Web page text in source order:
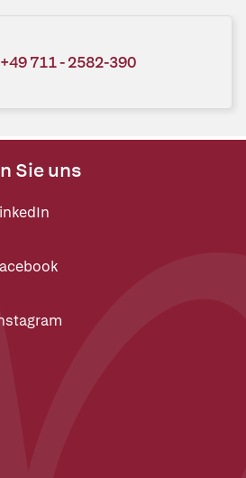
+49 711 - 2582-390
Sie uns